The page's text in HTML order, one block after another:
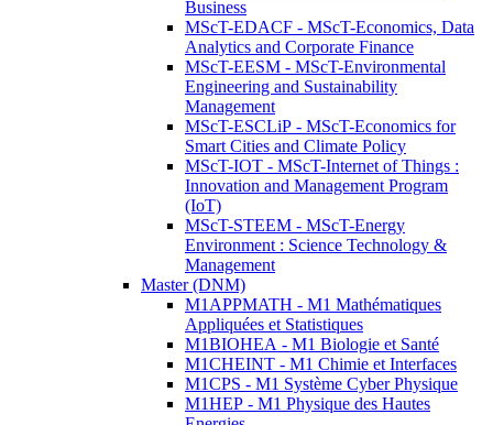
Business
MScT-EDACF - MScT-Economics, Data
Analytics and Corporate Finance
MScT-EESM - MScT-Environmental
Engineering and Sustainability
Management
MScT-ESCLiP - MScT-Economics for
Smart Cities and Climate Policy
MScT-IOT - MScT-Internet of Things :
Innovation and Management Program
(IoT)
MScT-STEEM - MScT-Energy
Environment : Science Technology &
Management
Master (DNM)
M1APPMATH - M1 Mathématiques
Appliquées et Statistiques
M1BIOHEA - M1 Biologie et Santé
M1CHEINT - M1 Chimie et Interfaces
M1CPS - M1 Système Cyber Physique
M1HEP - M1 Physique des Hautes